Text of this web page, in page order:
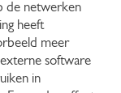
de netwerken
heeft
meer
software
in